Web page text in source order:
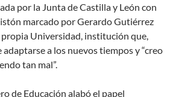
por la Junta de Castilla y León con
marcado por Gerardo Gutiérrez
propia Universidad, institución que,
a los nuevos tiempos y “creo
tan mal”.
de Educación alabó el papel